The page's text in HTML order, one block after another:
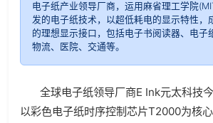
电子纸产业领导厂商，运用麻省理工学院
发的电子纸技术，以超低耗电的显示特性，
的理想显示接口，包括电子书阅读器、电子
物流、医院、交通等。
全球电子纸领导厂商E Ink元太科技今
以彩色电子纸时序控制芯片T2000为核